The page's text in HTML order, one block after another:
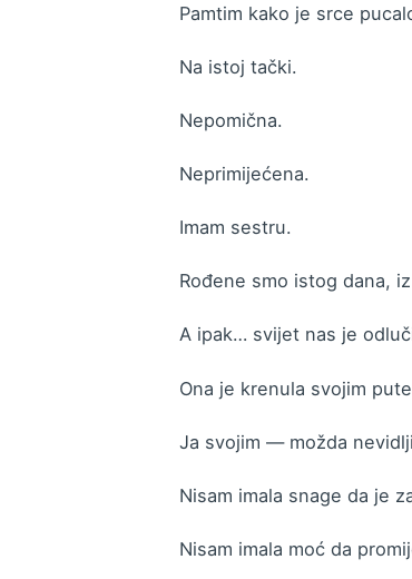
Pamtim kako je srce
Na istoj tački.
Nepomična.
Neprimijećena.
Imam sestru.
Rođene smo istog dana,
A ipak… svijet nas je
Ona je krenula svojim
Ja svojim — možda
Nisam imala snage da je
Nisam imala moć da